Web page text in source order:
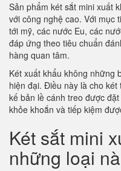
Sản phẩm két sắt mini xuất
với công nghệ cao. Với mục
tới mỹ, các nước Eu, các
đáp ứng theo tiêu chuẩn
hàng quan tâm.
Két xuất khẩu không những
hiện đại. Điều này là cho
kế bản lề cánh treo được
khỏe khoắn và tiếp kiệm
Két sắt mini
những loại